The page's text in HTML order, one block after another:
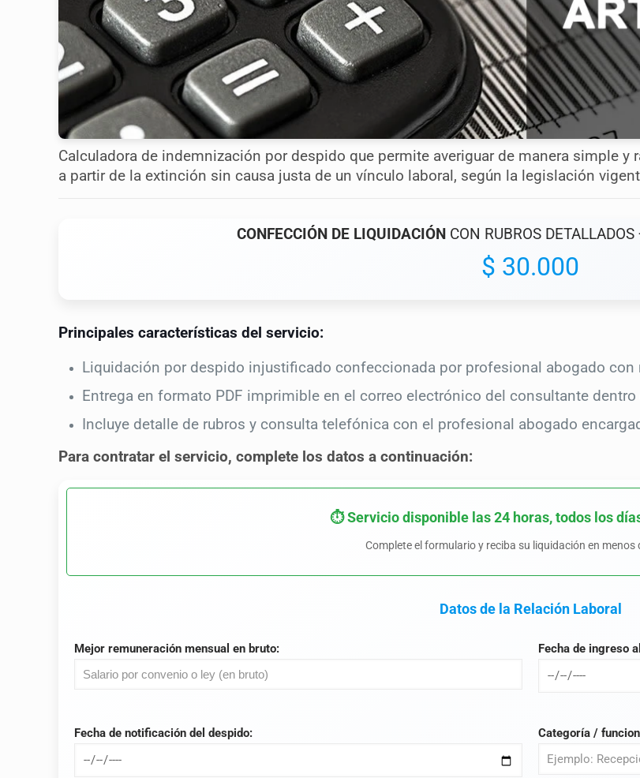
Calculadora de indemnización por despido que permite averiguar de manera simple
a partir de la extinción sin causa justa de un vínculo laboral, según la legislación
CONFECCIÓN DE LIQUIDACIÓN CON RUBROS
$ 30.000
Principales características del servicio:
Liquidación por despido injustificado confeccionada por profesional abogado con
Entrega en formato PDF imprimible en el correo electrónico del consultante
Incluye detalle de rubros y consulta telefónica con el profesional abogado
Para contratar el servicio, complete los datos a continuación:
⏱️ Servicio disponible las 24 horas, todos los
Complete el formulario y reciba su liquidación en menos
Datos de la Relación Laboral
Mejor remuneración mensual en bruto: Fecha de ingreso
Fecha de notificación del despido: Categoría /